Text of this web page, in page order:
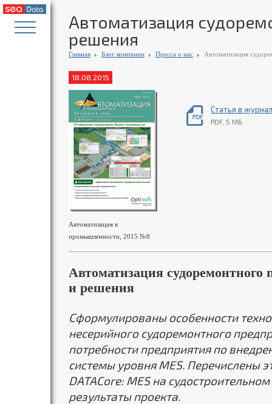
Автоматизация
решения
Главная Блог компании Пресса о нас Автоматизация
18.08.2015
Автоматизация в
промышленности, 2015 №8
Статья в
PDF, 5 МБ
Автоматизация
и решения
Сформулированы особенности
несерийного судоремонтного
потребности предприятия по
системы уровня MES. Перечислены
DATACore: MES на
результаты проекта.